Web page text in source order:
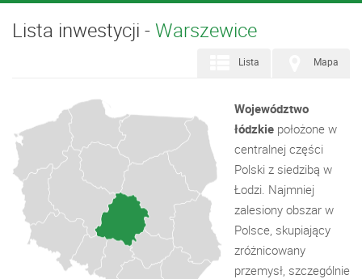
Lista inwestycji - Warszewice
Mapa
Lista
Województwo
łódzkie położone w
centralnej części
Polski z siedzibą w
Łodzi. Najmniej
zalesiony obszar w
Polsce, skupiający
zróżnicowany
przemysł, szczególnie